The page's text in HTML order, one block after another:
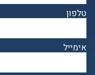
טלפון
אימייל